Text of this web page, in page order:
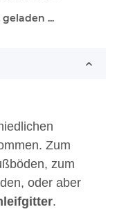
...
Zum
zum
oder aber
.